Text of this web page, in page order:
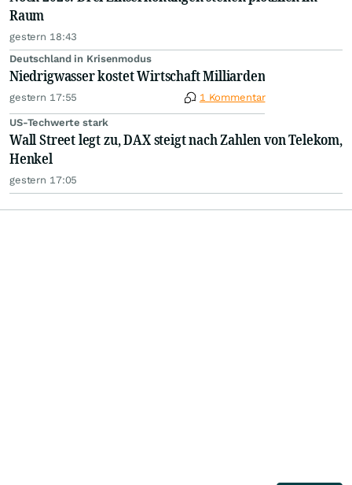
Raum
gestern 18:43
Deutschland in Krisenmodus
Niedrigwasser kostet Wirtschaft Milliarden
gestern 17:55 1 Kommentar
US-Techwerte stark
Wall Street legt zu, DAX steigt nach Zahlen von Telekom,
Henkel
gestern 17:05